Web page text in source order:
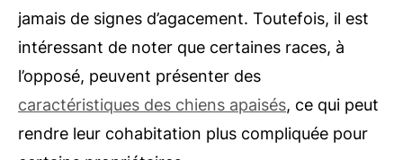
jamais de signes d’agacement. Toutefois, il est
intéressant de noter que certaines races, à
l’opposé, peuvent présenter des
caractéristiques des chiens apaisés, ce qui peut
rendre leur cohabitation plus compliquée pour